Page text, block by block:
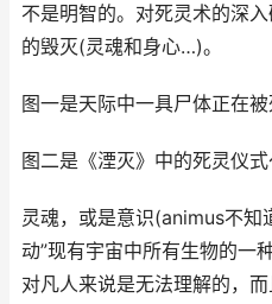
不是明智的。对死灵术的深
的毁灭(灵魂和身心…)。
图一是天际中一具尸体正在
图二是《湮灭》中的死灵仪式
灵魂，或是意识(animus不
动”现有宇宙中所有生物的一
对凡人来说是无法理解的，